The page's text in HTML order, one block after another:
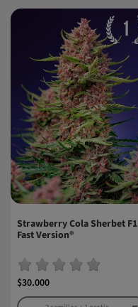
Strawberry Cola Sherbet F1
Fast Version®
$30.000